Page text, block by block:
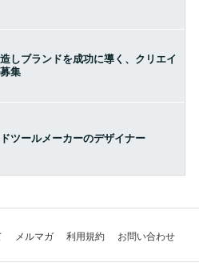
しブランドを成功に導く、クリエイ
集
ドツールメーカーのデザイナー
メルマガ 利用規約 お問い合わせ